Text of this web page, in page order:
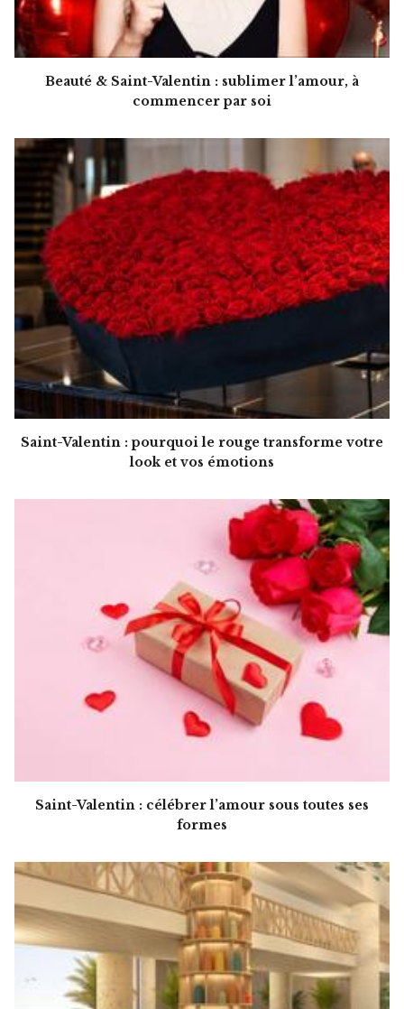
Beauté & Saint-Valentin : sublimer l’amour, à
commencer par soi
Saint-Valentin : pourquoi le rouge transforme votre
look et vos émotions
Saint-Valentin : célébrer l’amour sous toutes ses
formes